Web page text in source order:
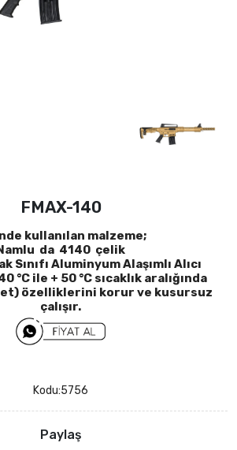
FMAX-140
kullanılan malzeme;
da 4140 çelik
Sınıfı Aluminyum Alaşımlı Alıcı
°C ile + 50 °C sıcaklık aralığında
özelliklerini korur ve kusursuz
çalışır.
Kodu:5756
Paylaş